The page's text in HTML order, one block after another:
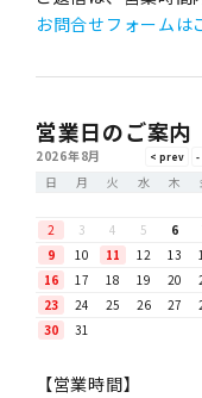
お問合せフォームは
営業日のご案内
2026年8月
日
月 火 水 木
2
3 4 5 6
9
10 11 12 13
16
17 18 19 20
23
24 25 26 27
30
31
【営業時間】